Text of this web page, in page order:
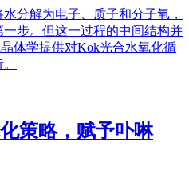
分解为电子、质子和分子氧，
步。但这一过程的中间结构并
体学提供对Kok光合水氧化循
策略，赋予卟啉